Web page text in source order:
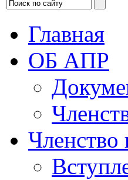
Главная
ОБ АПР